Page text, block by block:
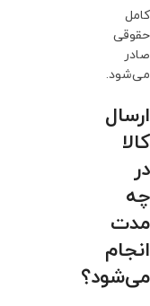
کامل
حقوقی
صادر
می‌شود.
ارسال
کالا
در
چه
مدت
انجام
می‌شود؟